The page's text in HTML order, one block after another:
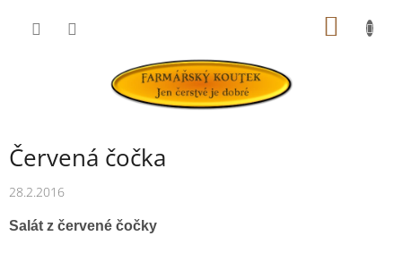
Červená čočka
28.2.2016
Salát z červené čočky